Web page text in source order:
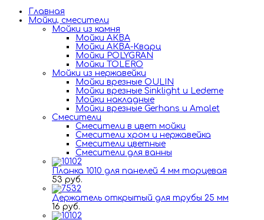
Главная
Мойки, смесители
Mойки из камня
Мойки АКВА
Мойки АКВА-Кварц
Мойки POLYGRAN
Мойки TOLERO
Мойки из нержавейки
Мойки врезные OULIN
Мойки врезные Sinklight и Ledeme
Мойки накладные
Мойки врезные Gerhans и Amalet
Смесители
Смесители в цвет мойки
Смесители хром и нержавейка
Смесители цветные
Смесители для ванны
Планка 1010 для панелей 4 мм торцевая
53 руб.
Держатель открытый для трубы 25 мм
16 руб.